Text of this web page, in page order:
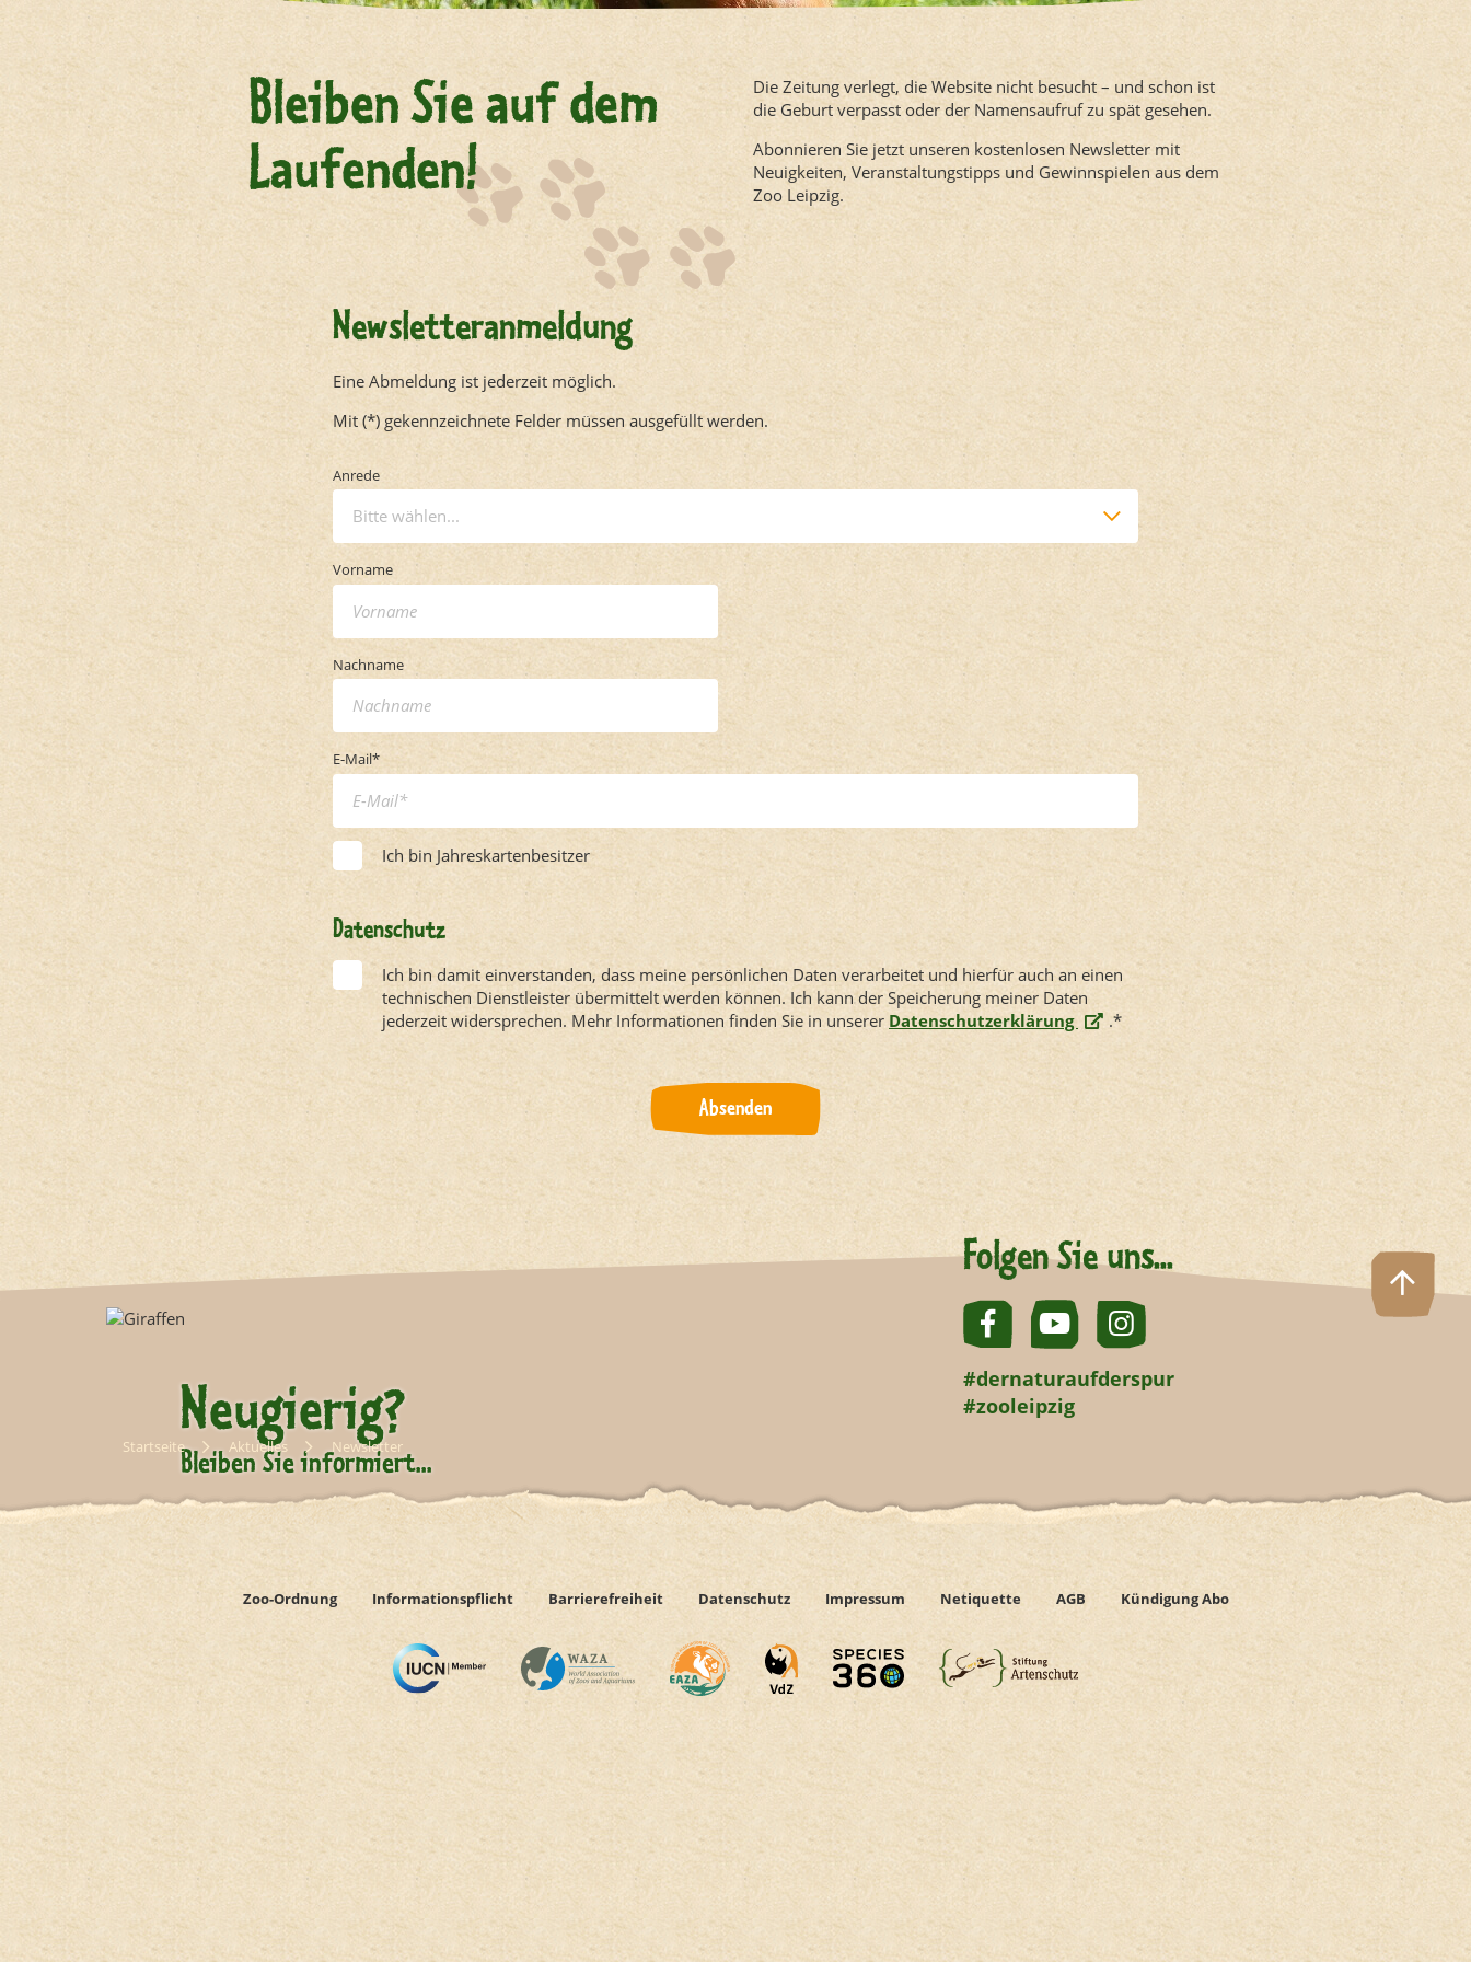
Bleiben Sie auf dem
Laufenden!
Die Zeitung verlegt, die Website nicht besucht – und schon ist
die Geburt verpasst oder der Namensaufruf zu spät gesehen.
Abonnieren Sie jetzt unseren kostenlosen Newsletter mit
Neuigkeiten, Veranstaltungstipps und Gewinnspielen aus dem
Zoo Leipzig.
Newsletteranmeldung
Eine Abmeldung ist jederzeit möglich.
Mit (*) gekennzeichnete Felder müssen ausgefüllt werden.
Anrede
Bitte wählen...
Vorname
Nachname
E-Mail*
Ich bin Jahreskartenbesitzer
Datenschutz
Ich bin damit einverstanden, dass meine persönlichen Daten verarbeitet und hierfür auch an einen
technischen Dienstleister übermittelt werden können. Ich kann der Speicherung meiner Daten
jederzeit widersprechen. Mehr Informationen finden Sie in unserer Datenschutzerklärung .*
Absenden
Neugierig?
Bleiben Sie informiert...
Newsletter abonnieren
Folgen Sie uns...
#dernaturaufderspur
#zooleipzig
Startseite Aktuelles Newsletter
Zoo-Ordnung Informationspflicht Barrierefreiheit Datenschutz Impressum Netiquette AGB Kündigung Abo